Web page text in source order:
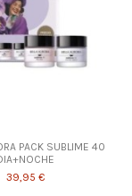
PACK SUBLIME 40
39,95 €